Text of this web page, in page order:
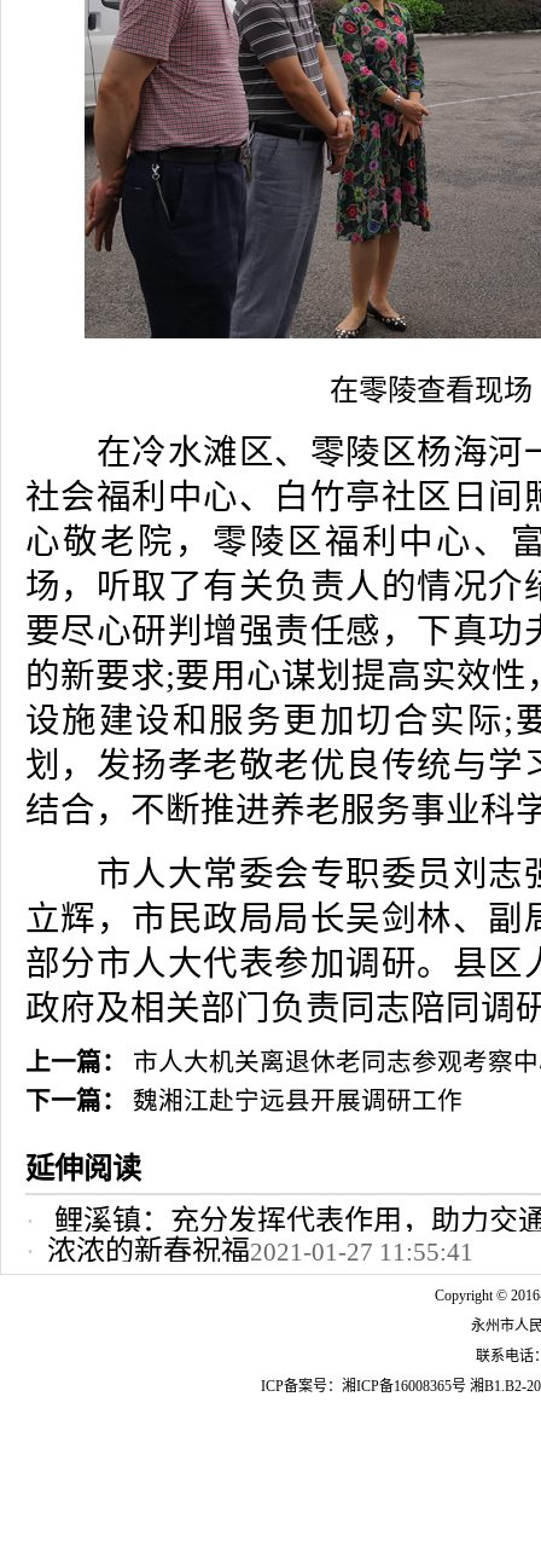
在零陵查看现场
在冷水滩区、零陵区杨海河
社会福利中心、白竹亭社区日间
心敬老院，零陵区福利中心、
场，听取了有关负责人的情况介
要尽心研判增强责任感，下真功
的新要求;要用心谋划提高实效
设施建设和服务更加切合实际;
划，发扬孝老敬老优良传统与学
结合，不断推进养老服务事业科
市人大常委会专职委员刘志
立辉，市民政局局长吴剑林、副
部分市人大代表参加调研。县区
政府及相关部门负责同志陪同调
上一篇：
市人大机关离退休老同志参观考察
下一篇：
魏湘江赴宁远县开展调研工作
延伸阅读
鲤溪镇：充分发挥代表作用，助力交
2022-10-24 12:09:37
浓浓的新春祝福2021-01-27 11:55:41
Copyright ©
永州市人
联系电话
ICP备案号： 湘ICP备16008365号 湘B1.B2-